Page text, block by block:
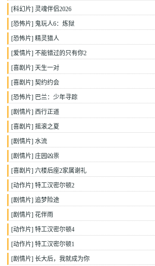
[科幻片] 灵魂伴侣2026
[恐怖片] 鬼玩人6：炼狱
[恐怖片]精灵猎人
[爱情片]不能错过的只有你2
[喜剧片]天生一对
[喜剧片]契约约会
[恐怖片] 巴兰：少年寻踪
[剧情片] 西行正道
[喜剧片]摇滚之夏
[剧情片]水流
[剧情片] 庄园凶祟
[喜剧片]六楼后座2家属谢礼
[动作片]特工汉密尔顿2
[剧情片]追梦险途
[剧情片]花伴雨
[动作片]特工汉密尔顿4
[动作片]特工汉密尔顿1
[剧情片]长大后，我就成为你